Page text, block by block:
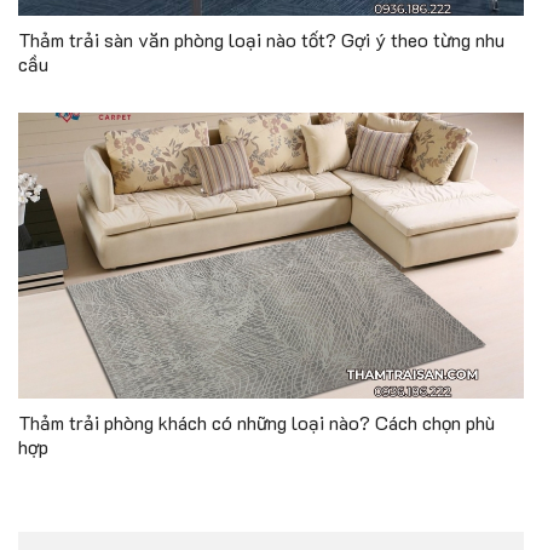
Thảm trải sàn văn phòng loại nào tốt? Gợi ý theo từng nhu
cầu
Thảm trải phòng khách có những loại nào? Cách chọn phù
hợp